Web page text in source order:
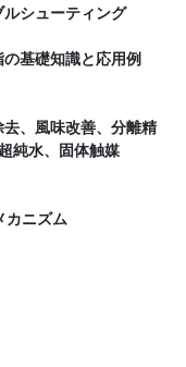
シューティング
基礎知識と応用例
、風味改善、分離精
純水、固体触媒
カニズム